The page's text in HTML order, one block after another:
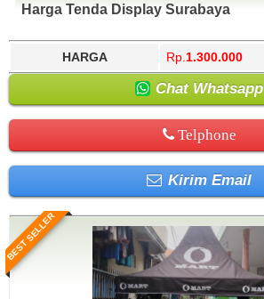
Harga Tenda Display Surabaya
HARGA Rp. 1.300.000
Chat Whatsapp
Telphone
Kirim Email
BEST SELLER